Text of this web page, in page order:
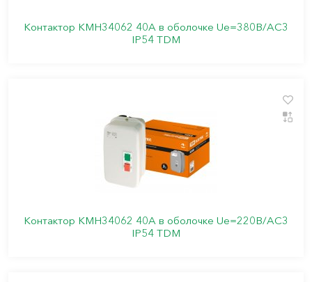
Контактор КМН34062 40А в оболочке Ue=380В/АC3
IP54 TDM
Контактор КМН34062 40А в оболочке Ue=220В/АC3
IP54 TDM